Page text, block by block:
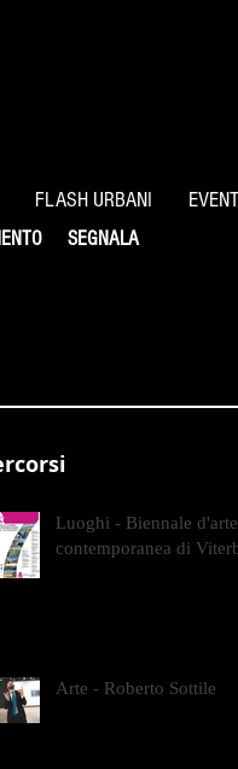
FLASH URBANI
SEGNALA
Luoghi - Biennale d'arte
contemporanea di
Arte - Roberto Sottile